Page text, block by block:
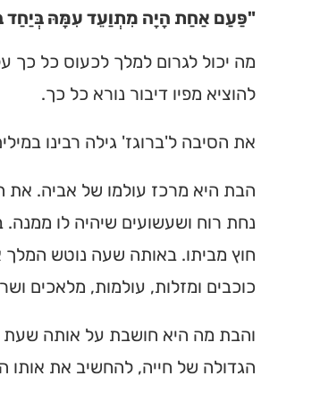
"פַּעַם אַחַת הָיָה מִתְוַעֵד עִמָּהּ בְּיַחַד
מה יכול לגרום למלך לכעוס כל כך
להוציא מפיו דיבור נורא כל כך.
את הסיבה ל'ברוגז' גילה רבינו
הבת היא מרכז עולמו של אביה. את
נחת רוח ושעשועים שיהיה לו
חוץ מביתו. באותה שעה נוטש המלך
כוכבים ומזלות, עולמות, מלאכים
והבת מה היא חושבת על אותה שעת
הגדולה של חייה, להחשיב את אותו